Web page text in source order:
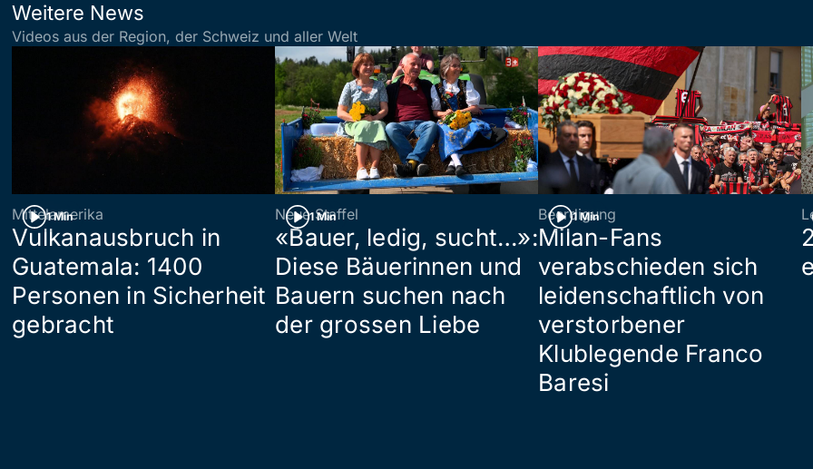
Weitere News
Videos aus der Region, der Schweiz und aller Welt
1 Min
Mittelamerika
Vulkanausbruch in
Guatemala: 1400
Personen in Sicherheit
gebracht
1 Min
Neue Staffel
«Bauer, ledig, sucht…»:
Diese Bäuerinnen und
Bauern suchen nach
der grossen Liebe
1 Min
Beerdigung
Milan-Fans
verabschieden sich
leidenschaftlich von
verstorbener
Klublegende Franco
Baresi